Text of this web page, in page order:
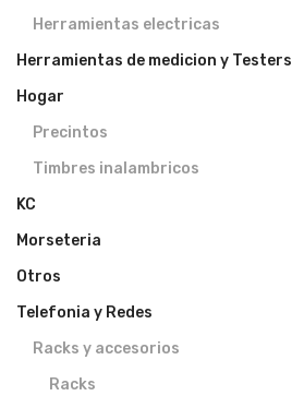
Herramientas electricas
Herramientas de medicion y Testers
Hogar
Precintos
Timbres inalambricos
KC
Morseteria
Otros
Telefonia y Redes
Racks y accesorios
Racks